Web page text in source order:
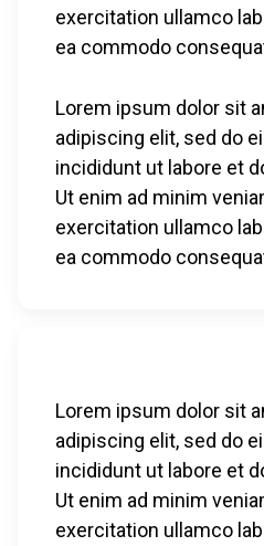
exercitation ullamco
ea commodo
Lorem ipsum dolor sit
adipiscing elit, sed do
incididunt ut labore et
Ut enim ad minim
exercitation ullamco
ea commodo
Lorem ipsum dolor sit
adipiscing elit, sed do
incididunt ut labore et
Ut enim ad minim
exercitation ullamco